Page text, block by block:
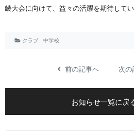
畿大会に向けて、益々の活躍を期待してい
クラブ 中学校
前の記事へ 次
お知らせ一覧に戻